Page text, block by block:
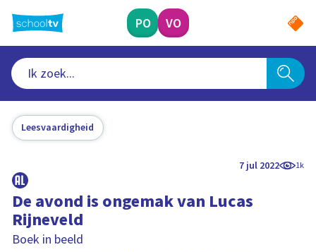
naar
hoofdinhoud
PO VO
Leesvaardigheid
7 jul 2022 1k
De avond is ongemak van Lucas
Rijneveld
Boek in beeld